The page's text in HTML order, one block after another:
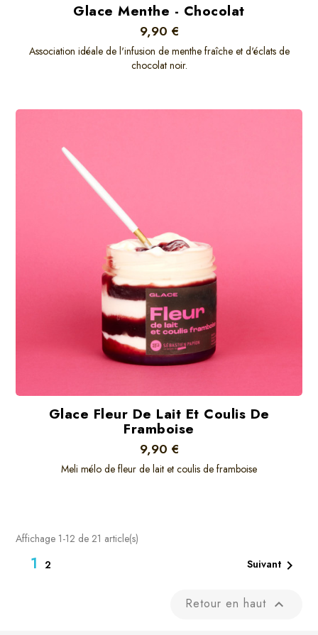
Glace Menthe - Chocolat
9,90 €
Association idéale de l'infusion de menthe fraîche et d'éclats de
chocolat noir.
Glace Fleur De Lait Et Coulis De
Framboise
9,90 €
Meli mélo de fleur de lait et coulis de framboise
Affichage 1-12 de 21 article(s)
12 Suivant
Retour en haut 